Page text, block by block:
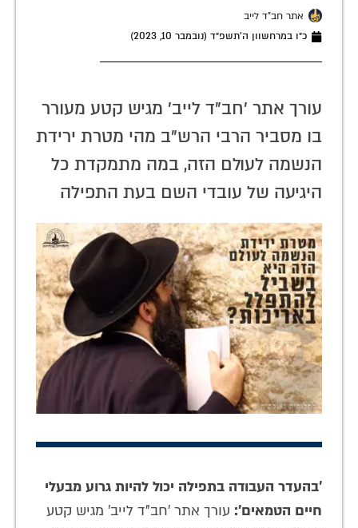
אתר חב"ד לייב
כ״ו במרחשוון ה׳תשפ״ד (נובמבר 10, 2023)
עורך אתר 'חב"ד לייב' מגיש קטע מעורר
בו מסביר הרבי הרש"ב מהי מטרת ירידת
הנשמה לעולם הזה, במה מתמקדת כל
היגיעה של עובדי השם בעת התפילה
'בהעדר העבודה בתפילה יכול להיות גרוע מבעלי
חיים הטמאים': עורך אתר 'חב"ד לייב' מגיש קטע